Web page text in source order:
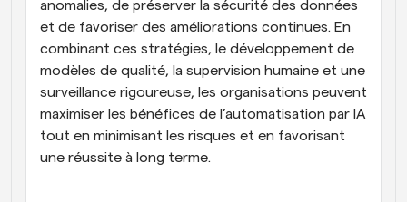
anomalies, de préserver la sécurité des données
et de favoriser des améliorations continues. En
combinant ces stratégies, le développement de
modèles de qualité, la supervision humaine et une
surveillance rigoureuse, les organisations peuvent
maximiser les bénéfices de l’automatisation par IA
tout en minimisant les risques et en favorisant
une réussite à long terme.